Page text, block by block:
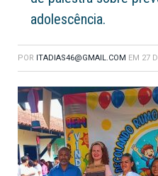
adolescência.
POR ITADIAS46@GMAIL.COM EM 27